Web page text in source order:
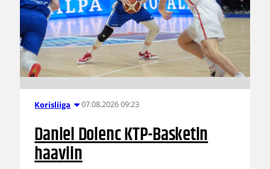
Korisliiga 07.08.2026 09:23
Daniel Dolenc KTP-Basketin
haaviin